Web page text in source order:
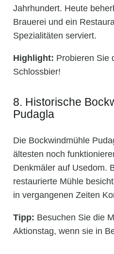
Jahrhundert. Heute
Brauerei und ein
Spezialitäten serviert.
Highlight: Probieren Sie
Schlossbier!
8. Historische
Pudagla
Die Bockwindmühle
ältesten noch
Denkmäler auf Usedom.
restaurierte Mühle
in vergangenen Zeiten
Tipp: Besuchen Sie die
Aktionstag, wenn sie in